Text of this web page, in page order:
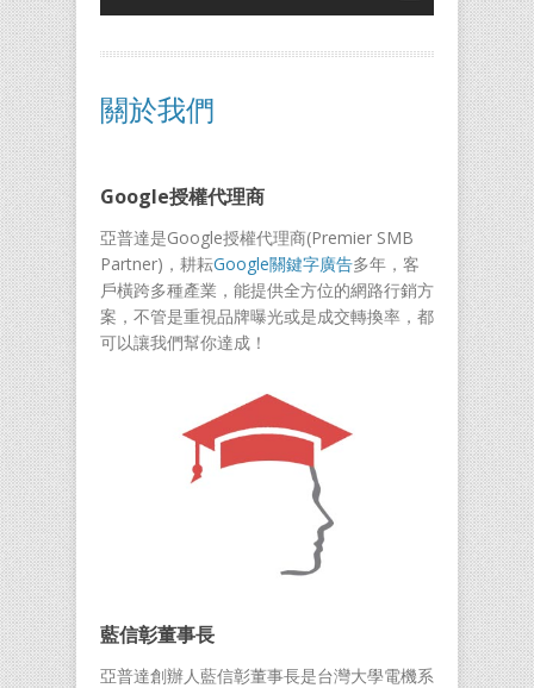
關於我們
Google授權代理商
亞普達是Google授權代理商(Premier SMB
Partner)，耕耘Google關鍵字廣告多年，客
戶橫跨多種產業，能提供全方位的網路行銷方
案，不管是重視品牌曝光或是成交轉換率，都
可以讓我們幫你達成！
藍信彰董事長
亞普達創辦人藍信彰董事長是台灣大學電機系